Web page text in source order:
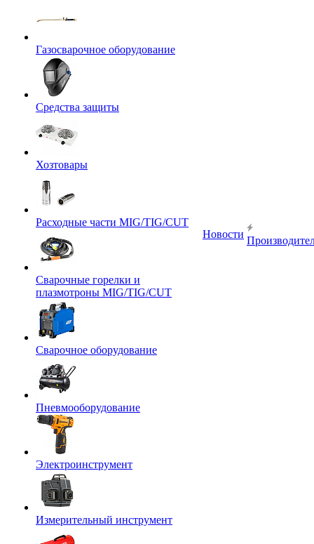
Газосварочное оборудование
Средства защиты
Хозтовары
Расходные части MIG/TIG/CUT
Сварочные горелки и
плазмотроны MIG/TIG/CUT
Сварочное оборудование
Пневмооборудование
Электроинструмент
Измерительный инструмент
Новости